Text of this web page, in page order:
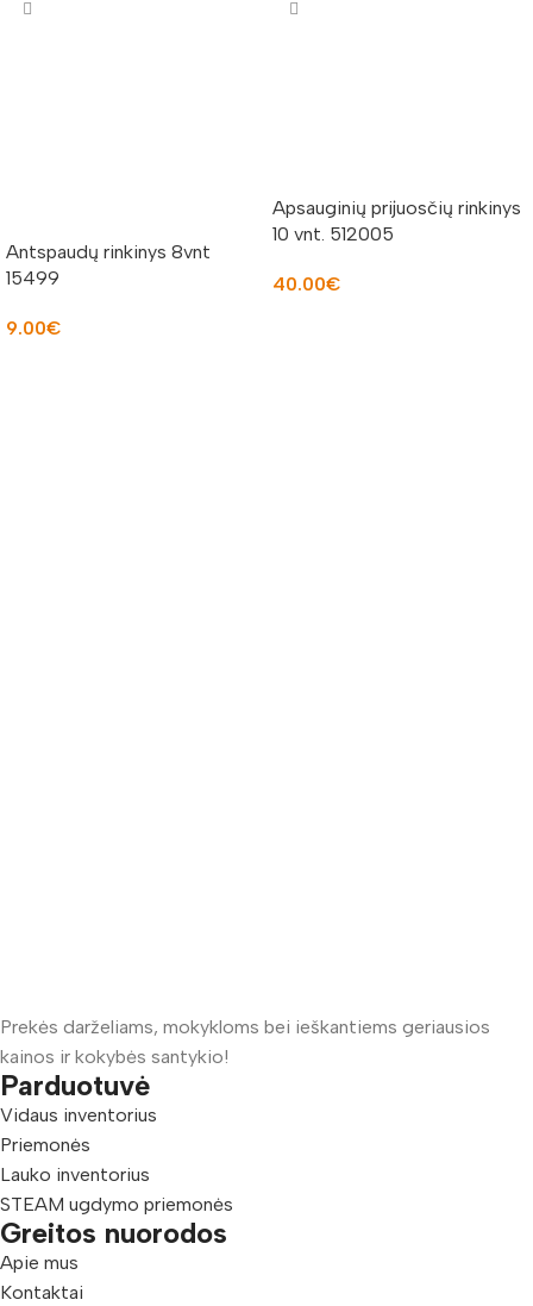
Antspaudų rinkinys 8vnt
15499
9.00€
Apsauginių prijuosčių rinkinys
10 vnt. 512005
40.00€
Prekės darželiams, mokykloms bei ieškantiems geriausios
kainos ir kokybės santykio!
Parduotuvė
Vidaus inventorius
Priemonės
Lauko inventorius
STEAM ugdymo priemonės
Greitos nuorodos
Apie mus
Kontaktai